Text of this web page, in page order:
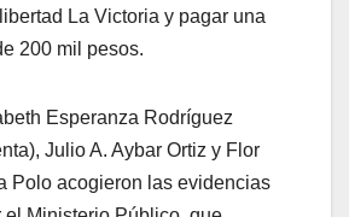
La Victoria y pagar una
200 mil pesos.
Esperanza Rodríguez
Julio A. Aybar Ortiz y Flor
Polo acogieron las evidencias